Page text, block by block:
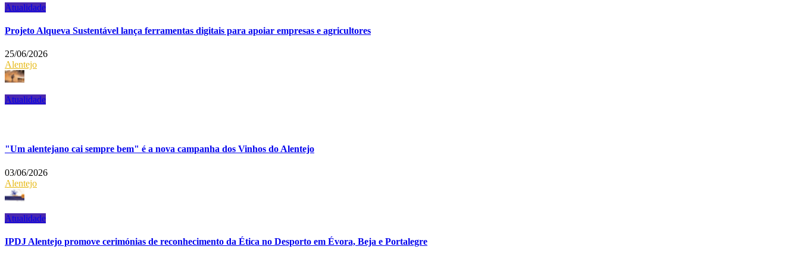
Atualidade
Projeto Alqueva Sustentável lança ferramentas digitais para apoiar empresas e agricultores
25/06/2026
Alentejo
Atualidade
"Um alentejano cai sempre bem" é a nova campanha dos Vinhos do Alentejo
03/06/2026
Alentejo
Atualidade
IPDJ Alentejo promove cerimónias de reconhecimento da Ética no Desporto em Évora, Beja e Portalegre